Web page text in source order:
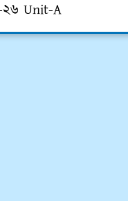
২৬ Unit-A